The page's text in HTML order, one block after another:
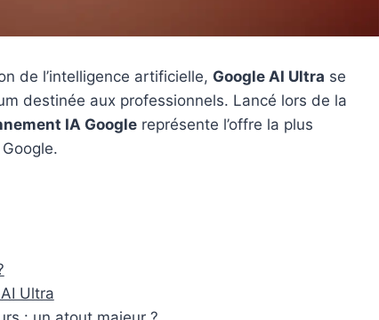
de l’intelligence artificielle, Google AI Ultra se
destinée aux professionnels. Lancé lors de la
IA Google représente l’offre la plus
Ultra